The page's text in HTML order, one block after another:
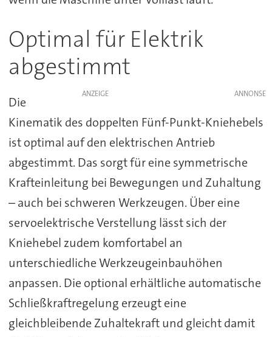
Optimal für Elektrik
abgestimmt
ANZEIGE
Die
Kinematik des doppelten Fünf-Punkt-Kniehebels
ist optimal auf den elektrischen Antrieb
abgestimmt. Das sorgt für eine symmetrische
Krafteinleitung bei Bewegungen und Zuhaltung
– auch bei schweren Werkzeugen. Über eine
servoelektrische Verstellung lässt sich der
Kniehebel zudem komfortabel an
unterschiedliche Werkzeugeinbauhöhen
anpassen. Die optional erhältliche automatische
Schließkraftregelung erzeugt eine
gleichbleibende Zuhaltekraft und gleicht damit